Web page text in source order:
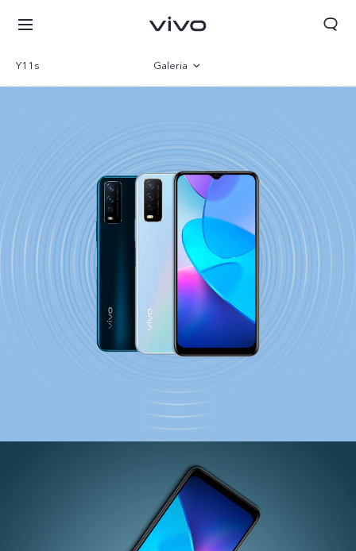
Y11s Galeria
Parâmetro